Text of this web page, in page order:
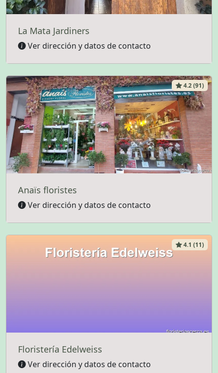
La Mata Jardiners
Ver dirección y datos de contacto
4.2 (91)
Anaïs floristes
Ver dirección y datos de contacto
4.1 (11)
Floristería Edelweiss
Ver dirección y datos de contacto